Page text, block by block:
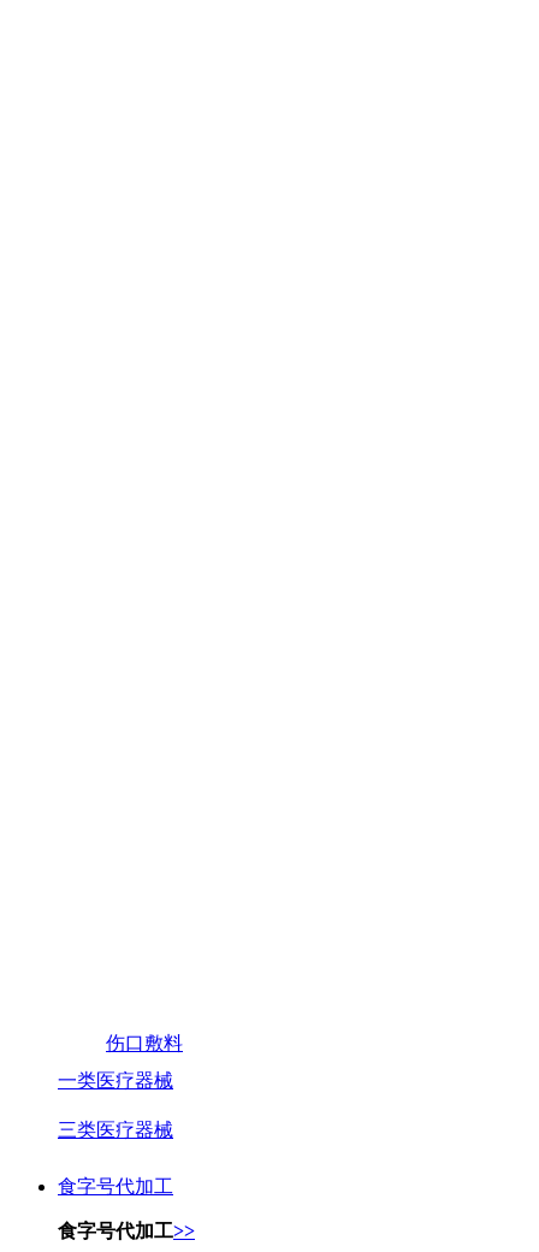
伤口敷料
一类医疗器械
三类医疗器械
食字号代加工
食字号代加工>>